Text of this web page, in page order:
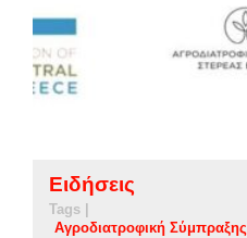
Ειδήσεις
Tags |
Αγροδιατροφική Σύμπραξης